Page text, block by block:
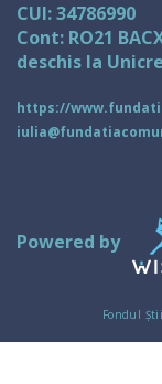
CUI: 34786990
Cont: RO21
deschis la
https://
Powered by
Fondul